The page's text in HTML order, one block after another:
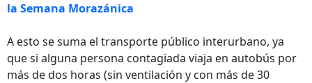
la Semana Morazánica
A esto se suma el transporte público interurbano, ya
que si alguna persona contagiada viaja en autobús por
más de dos horas (sin ventilación y con más de 30